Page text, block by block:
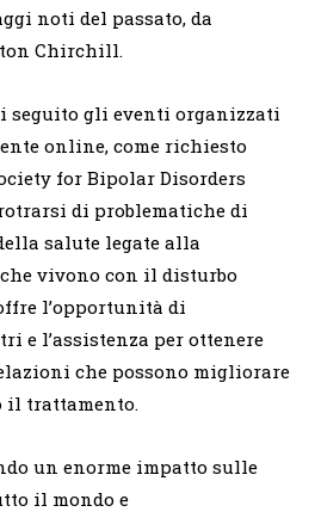
noti del passato, da
Chirchill.
seguito gli eventi organizzati
online, come richiesto
for Bipolar Disorders
di problematiche di
salute legate alla
vivono con il disturbo
l’opportunità di
e l’assistenza per ottenere
che possono migliorare
il trattamento.
un enorme impatto sulle
il mondo e